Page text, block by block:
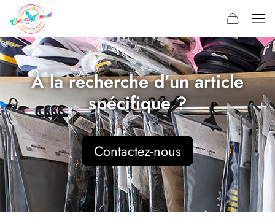
À la recherche d’un article
spécifique ?
Contactez-nous